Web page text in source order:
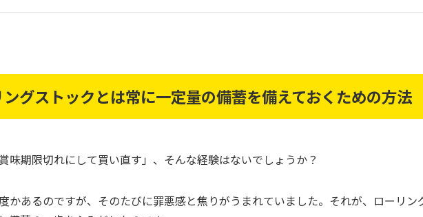
ングストックとは常に一定量の備蓄を備えておくための方法
賞味期限切れにして買い直す」、そんな経験はないでしょうか？
かあるのですが、そのたびに罪悪感と焦りがうまれていました。それが、ローリン